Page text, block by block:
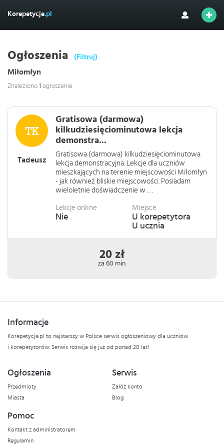
Korepetycje.pl
Ogłoszenia (Filtruj)
Miłomłyn
Znaleziono 1 ogłoszenie
Tadeusz
Gratisowa (darmowa)
kilkudziesięciominutowa lekcja
demonstra...
Gratisowa (darmowa) kilkudziesięciominutowa
lekcja demonstracyjna. Lekcje dla uczniów
mieszkających na terenie miejscowości Miłomłyn
- jak również bliskie miejscowości. Posiadam
wieloletnie doświadczenie w . . .
Lekcje online
Nie
Miejsce
U korepetytora
U ucznia
20 zł
za 60 min
Informacje
Korepetycje.pl to najstarszy w Polsce serwis ogłoszeniowy dla uczniów
i korepetytorów. Serwis rozwija się już od ponad 20 lat!
Ogłoszenia
Przedmioty
Miasta
Serwis
Załóż konto
Blog
Pomoc
Kontakt z administratorem
Regulamin